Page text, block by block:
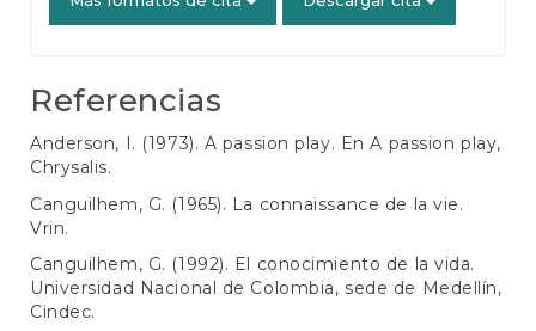
Referencias
Anderson, I. (1973). A passion play. En A passion play,
Chrysalis.
Canguilhem, G. (1965). La connaissance de la vie.
Vrin.
Canguilhem, G. (1992). El conocimiento de la vida.
Universidad Nacional de Colombia, sede de Medellín,
Cindec.